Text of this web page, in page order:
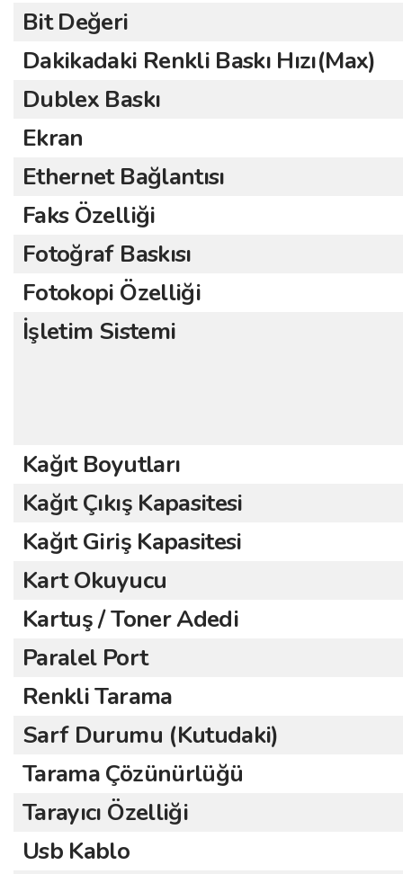
Bit Değeri
Dakikadaki Renkli Baskı Hızı(Max)
Dublex Baskı
Ekran
Ethernet Bağlantısı
Faks Özelliği
Fotoğraf Baskısı
Fotokopi Özelliği
İşletim Sistemi
Kağıt Boyutları
Kağıt Çıkış Kapasitesi
Kağıt Giriş Kapasitesi
Kart Okuyucu
Kartuş / Toner Adedi
Paralel Port
Renkli Tarama
Sarf Durumu (Kutudaki)
Tarama Çözünürlüğü
Tarayıcı Özelliği
Usb Kablo